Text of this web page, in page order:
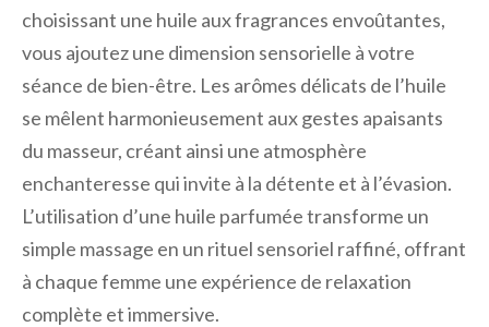
choisissant une huile aux fragrances envoûtantes,
vous ajoutez une dimension sensorielle à votre
séance de bien-être. Les arômes délicats de l’huile
se mêlent harmonieusement aux gestes apaisants
du masseur, créant ainsi une atmosphère
enchanteresse qui invite à la détente et à l’évasion.
L’utilisation d’une huile parfumée transforme un
simple massage en un rituel sensoriel raffiné, offrant
à chaque femme une expérience de relaxation
complète et immersive.